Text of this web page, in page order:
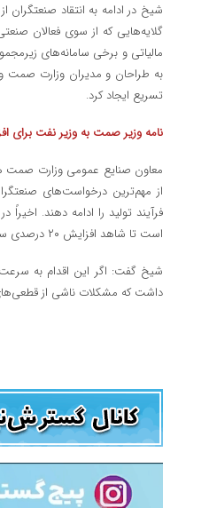
شیخ در ادامه به انتقاد
گلایه‌هایی که از سوی فعالان
مالیاتی و برخی سامانه‌های
به طراحان و مدیران وزارت صمت
تسریع ایجاد کرد.
نامه وزیر صمت به وزیر نفت برای افزایش ۲۰ درصدی سهمیه
معاون صنایع عمومی وزارت صمت
از مهم‌ترین درخواست‌های
فرآیند تولید را ادامه دهند.
است تا شاهد افزایش ۲۰ درصدی سهمیه سوخت بخش صنعت، معدن و تجارت باشیم.
شیخ گفت: اگر این اقدام به
داشت که مشکلات ناشی از